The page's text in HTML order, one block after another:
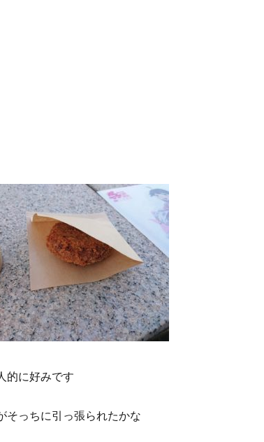
的に好みです
そっちに引っ張られたかな